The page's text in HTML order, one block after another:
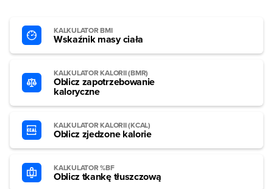
KALKULATOR BMI
Wskaźnik masy ciała
KALKULATOR KALORII (BMR)
Oblicz zapotrzebowanie
kaloryczne
KALKULATOR KALORII (KCAL)
Oblicz zjedzone kalorie
KALKULATOR %BF
Oblicz tkankę tłuszczową